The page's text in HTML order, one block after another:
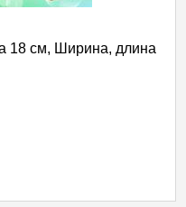
18 см, Ширина, длина